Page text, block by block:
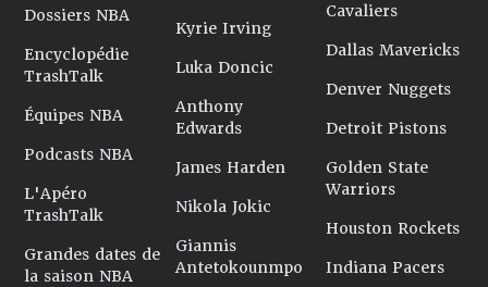
Dossiers NBA
Encyclopédie
TrashTalk
Équipes NBA
Podcasts NBA
L'Apéro
TrashTalk
Grandes dates de
la saison NBA
Kyrie Irving
Luka Doncic
Anthony
Edwards
James Harden
Nikola Jokic
Giannis
Antetokounmpo
Cavaliers
Dallas Mavericks
Denver Nuggets
Detroit Pistons
Golden State
Warriors
Houston Rockets
Indiana Pacers